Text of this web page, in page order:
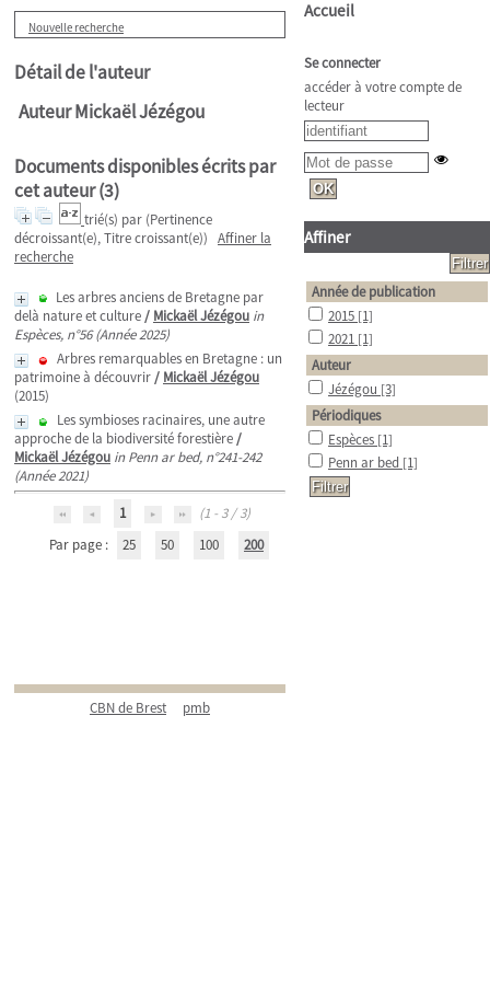
Nouvelle recherche
Détail de l'auteur
Auteur Mickaël Jézégou
Documents disponibles écrits par
cet auteur (3)
trié(s) par (Pertinence
décroissant(e), Titre croissant(e)) Affiner la
recherche
Les arbres anciens de Bretagne par
delà nature et culture/ Mickaël Jézégou in
Espèces, n°56 (Année 2025)
Arbres remarquables en Bretagne : un
patrimoine à découvrir/ Mickaël Jézégou
(2015)
Les symbioses racinaires, une autre
approche de la biodiversité forestière/
Mickaël Jézégou in Penn ar bed, n°241-242
(Année 2021)
1
(1 - 3 / 3)
Par page :
25 50 100 200
CBN de Brest pmb
Accueil
Se connecter
accéder à votre compte de
lecteur
Affiner
Année de publication
2015 [1]
2021 [1]
Auteur
Jézégou [3]
Périodiques
Espèces [1]
Penn ar bed [1]